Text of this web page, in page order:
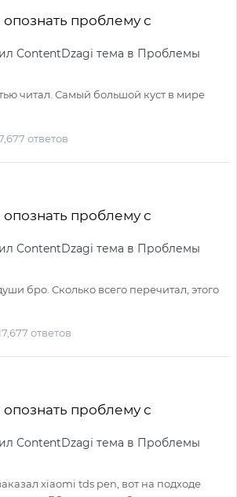
проблему с
ContentDzagi тема в Проблемы
читал. Самый большой куст в мире
ответов
проблему с
ContentDzagi тема в Проблемы
бро. Сколько всего перечитал, этого
ответов
проблему с
ContentDzagi тема в Проблемы
xiaomi tds pen, вот на подходе